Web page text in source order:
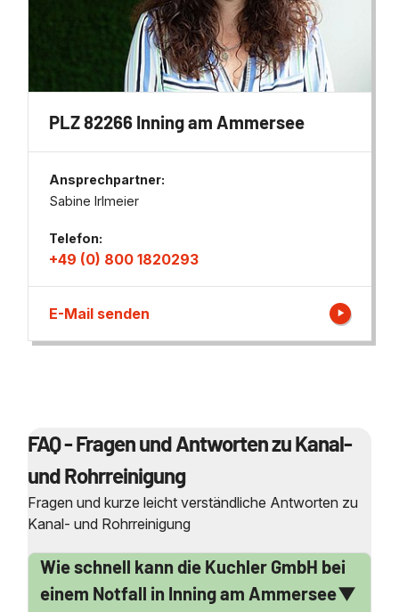
PLZ 82266 Inning am Ammersee
Ansprechpartner:
Sabine Irlmeier
Telefon:
+49 (0) 800 1820293
E-Mail senden
FAQ - Fragen und Antworten zu Kanal-
und Rohrreinigung
Fragen und kurze leicht verständliche Antworten zu
Kanal- und Rohrreinigung
Wie schnell kann die Kuchler GmbH bei
einem Notfall in Inning am Ammersee